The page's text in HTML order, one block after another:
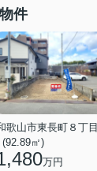
件
歌山市東長町８丁目
(92.89㎡)
万円